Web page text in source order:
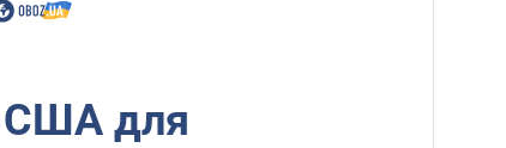
США для